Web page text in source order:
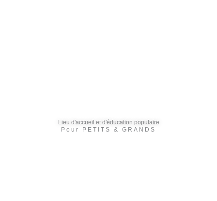
Lieu d'accueil et d'éducation populaire
Pour PETITS & GRANDS